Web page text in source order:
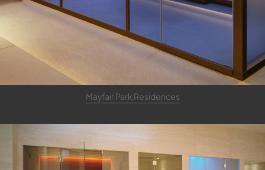
Mayfair Park Residences